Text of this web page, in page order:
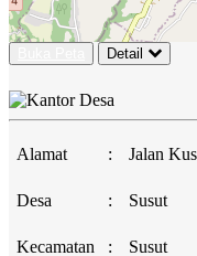
Detail
Alamat : Jalan
Desa : Susut
Kecamatan : Susut